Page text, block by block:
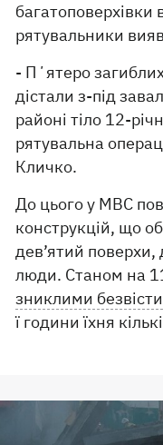
рятувальники
- Пʼятеро
дістали з-під
районі тіло 12-
рятувальна
Кличко.
До цього у МВС
конструкцій, що
дев’ятий поверхи,
люди. Станом на
зниклими безвісти
ї години їхня